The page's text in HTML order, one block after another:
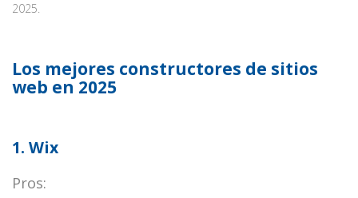
2025.
Los mejores constructores de sitios
web en 2025
1. Wix
Pros: